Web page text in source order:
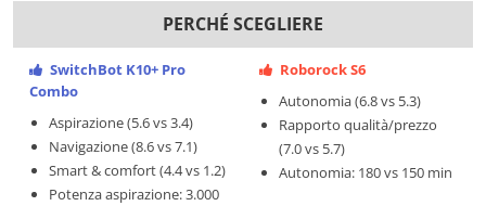
PERCHÉ SCEGLIERE
SwitchBot K10+ Pro
Combo
Aspirazione (5.6 vs 3.4)
Navigazione (8.6 vs 7.1)
Smart & comfort (4.4 vs 1.2)
Potenza aspirazione: 3.000
Roborock S6
Autonomia (6.8 vs 5.3)
Rapporto qualità/prezzo
(7.0 vs 5.7)
Autonomia: 180 vs 150 min